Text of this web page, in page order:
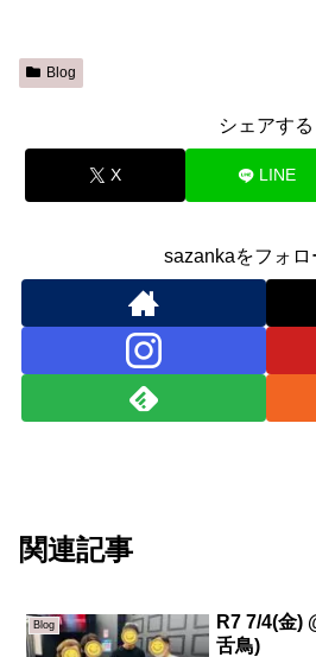
Blog
シェアする
X LINE
sazankaをフォロ
関連記事
Blog
R7 7/4(金)
舌鳥)